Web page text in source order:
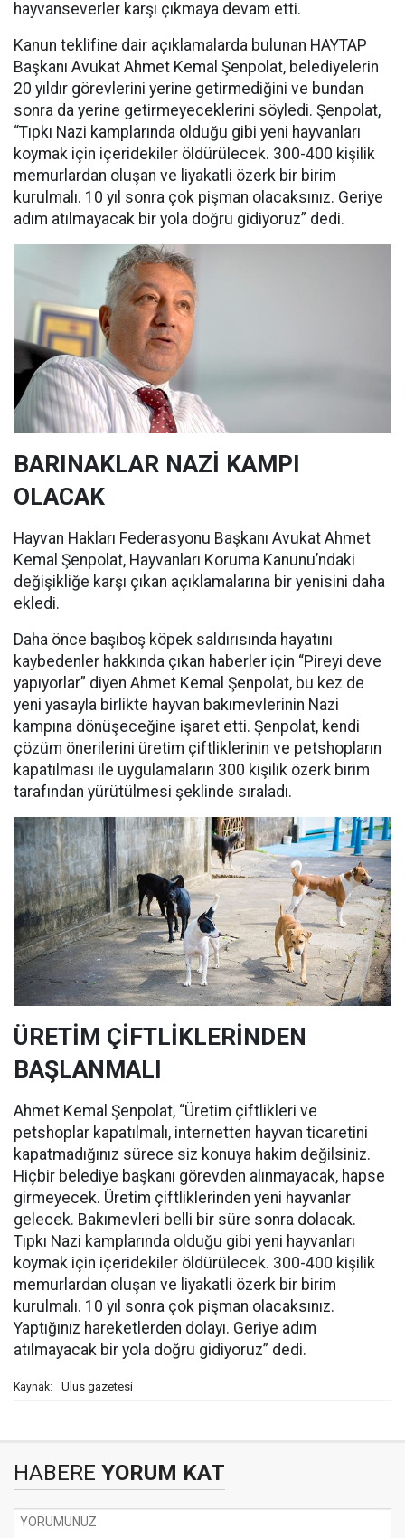
hayvanseverler karşı çıkmaya devam etti.
Kanun teklifine dair açıklamalarda bulunan HAYTAP
Başkanı Avukat Ahmet Kemal Şenpolat, belediyelerin
20 yıldır görevlerini yerine getirmediğini ve bundan
sonra da yerine getirmeyeceklerini söyledi. Şenpolat,
“Tıpkı Nazi kamplarında olduğu gibi yeni hayvanları
koymak için içeridekiler öldürülecek. 300-400 kişilik
memurlardan oluşan ve liyakatli özerk bir birim
kurulmalı. 10 yıl sonra çok pişman olacaksınız. Geriye
adım atılmayacak bir yola doğru gidiyoruz” dedi.
BARINAKLAR NAZİ KAMPI
OLACAK
Hayvan Hakları Federasyonu Başkanı Avukat Ahmet
Kemal Şenpolat, Hayvanları Koruma Kanunu’ndaki
değişikliğe karşı çıkan açıklamalarına bir yenisini daha
ekledi.
Daha önce başıboş köpek saldırısında hayatını
kaybedenler hakkında çıkan haberler için “Pireyi deve
yapıyorlar” diyen Ahmet Kemal Şenpolat, bu kez de
yeni yasayla birlikte hayvan bakımevlerinin Nazi
kampına dönüşeceğine işaret etti. Şenpolat, kendi
çözüm önerilerini üretim çiftliklerinin ve petshopların
kapatılması ile uygulamaların 300 kişilik özerk birim
tarafından yürütülmesi şeklinde sıraladı.
ÜRETİM ÇİFTLİKLERİNDEN
BAŞLANMALI
Ahmet Kemal Şenpolat, “Üretim çiftlikleri ve
petshoplar kapatılmalı, internetten hayvan ticaretini
kapatmadığınız sürece siz konuya hakim değilsiniz.
Hiçbir belediye başkanı görevden alınmayacak, hapse
girmeyecek. Üretim çiftliklerinden yeni hayvanlar
gelecek. Bakımevleri belli bir süre sonra dolacak.
Tıpkı Nazi kamplarında olduğu gibi yeni hayvanları
koymak için içeridekiler öldürülecek. 300-400 kişilik
memurlardan oluşan ve liyakatli özerk bir birim
kurulmalı. 10 yıl sonra çok pişman olacaksınız.
Yaptığınız hareketlerden dolayı. Geriye adım
atılmayacak bir yola doğru gidiyoruz” dedi.
Kaynak: Ulus gazetesi
HABERE YORUM KAT